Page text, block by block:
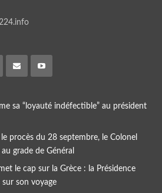
sa “loyauté indéfectible” au président
procès du 28 septembre, le Colonel
grade de Général
le cap sur la Grèce : la Présidence
son voyage